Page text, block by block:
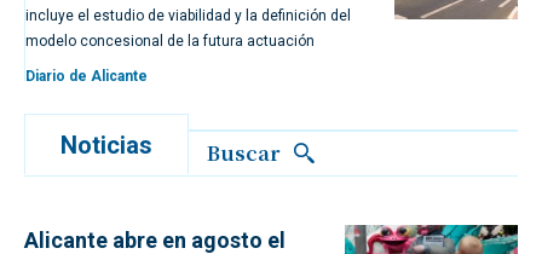
incluye el estudio de viabilidad y la definición del
modelo concesional de la futura actuación
Diario de Alicante
Noticias Buscar
Alicante abre en agosto el